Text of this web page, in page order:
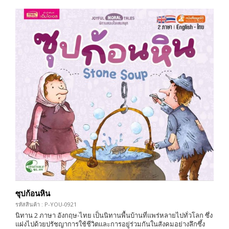
ซุปก้อนหิน
รหัสสินค้า : P-YOU-0921
นิทาน 2 ภาษา อังกฤษ-ไทย เป็นนิทานพื้นบ้านที่แพร่หลายไปทั่วโลก ซึ่ง
แฝงไปด้วยปรัชญาการใช้ชีวิตและการอยู่ร่วมกันในสังคมอย่างลึกซึ้ง